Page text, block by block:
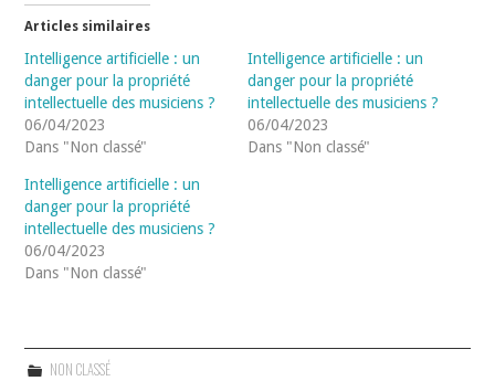
Articles similaires
Intelligence artificielle : un
danger pour la propriété
intellectuelle des musiciens ?
06/04/2023
Dans "Non classé"
Intelligence artificielle : un
danger pour la propriété
intellectuelle des musiciens ?
06/04/2023
Dans "Non classé"
Intelligence artificielle : un
danger pour la propriété
intellectuelle des musiciens ?
06/04/2023
Dans "Non classé"
NON CLASSÉ